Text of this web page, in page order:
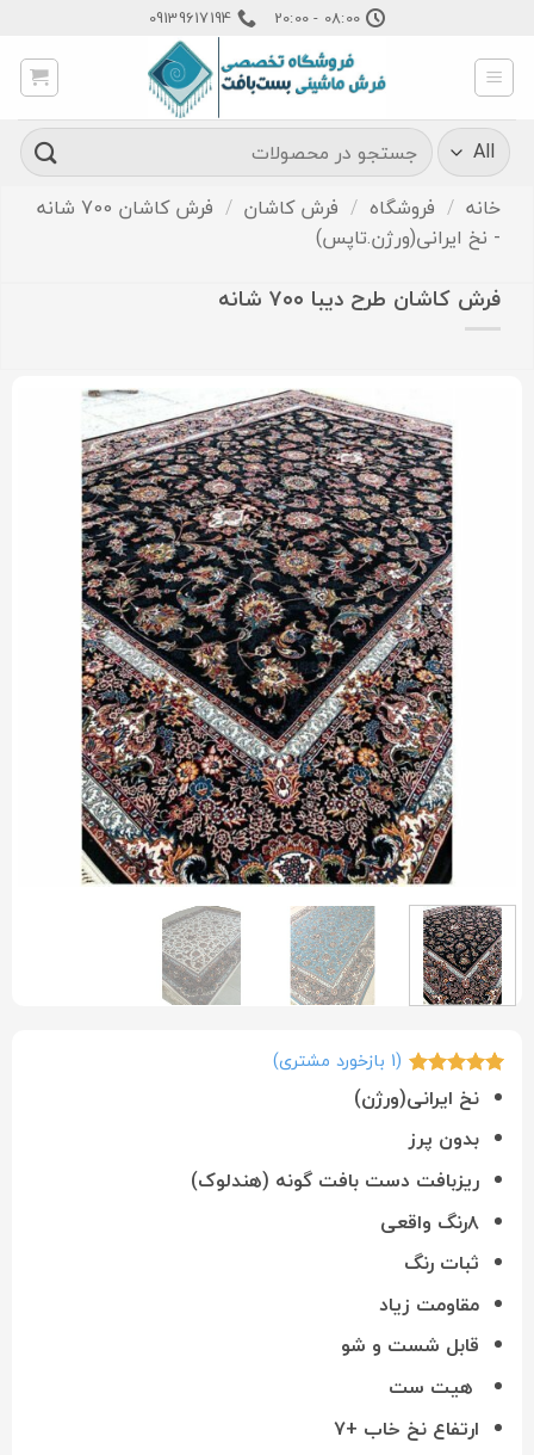
content
08:00 - 20:00
09139617194
جستجو
برای:
خانه / فروشگاه / فرش کاشان /
فرش کاشان 700 شانه
- نخ ایرانی(ورژن.تاپس)
فرش کاشان طرح دیبا ۷۰۰ شانه
امتیازدهی1
مشتری
(
1 بازخورد مشتری)
نخ ایرانی(ورژن)
بدون پرز
ریزبافت دست بافت گونه (هندلوک)
۸رنگ واقعی
ثبات رنگ
مقاومت زیاد
قابل شست و شو
هیت ست
ارتفاع نخ خاب +۷